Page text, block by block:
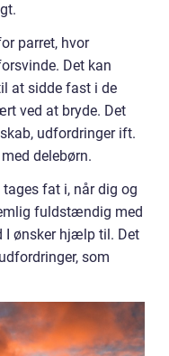
parret, hvor
Det kan
at sidde fast i de
ved at bryde. Det
udfordringer ift.
delebørn.
fat i, når dig og
fuldstændig med
I ønsker hjælp til. Det
som